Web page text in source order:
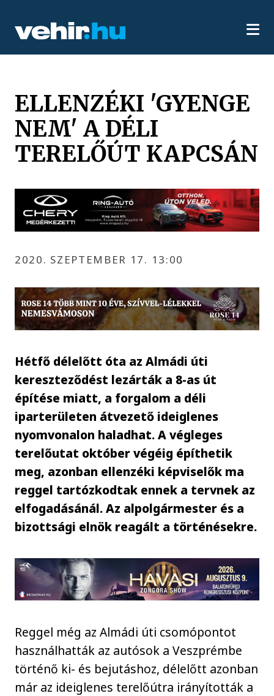
ELLENZÉKI 'GYENGE
NEM' A DÉLI
TERELŐÚT KAPCSÁN
2020. SZEPTEMBER 17. 13:00
Hétfő délelőtt óta az Almádi úti
kereszteződést lezárták a 8-as út
építése miatt, a forgalom a déli
iparterületen átvezető ideiglenes
nyomvonalon haladhat. A végleges
terelőutat október végéig építhetik
meg, azonban ellenzéki képviselők ma
reggel tartózkodtak ennek a tervnek az
elfogadásánál. Az alpolgármester és a
bizottsági elnök reagált a történésekre.
Reggel még az Almádi úti csomópontot
használhatták az autósok a Veszprémbe
történő ki- és bejutáshoz, délelőtt azonban
már az ideiglenes terelőútra irányították a